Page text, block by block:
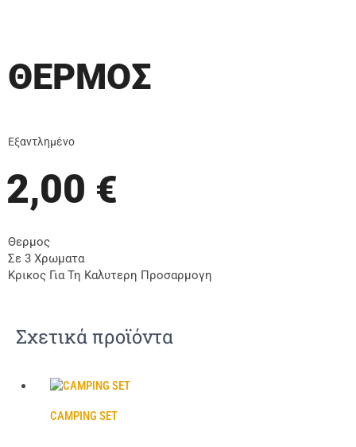
ΘΕΡΜΟΣ
Εξαντλημένο
2,00 €
Θερμος
Σε 3 Χρωματα
Κρικος Για Τη Καλυτερη Προσαρμογη
Σχετικά προϊόντα
CAMPING SET